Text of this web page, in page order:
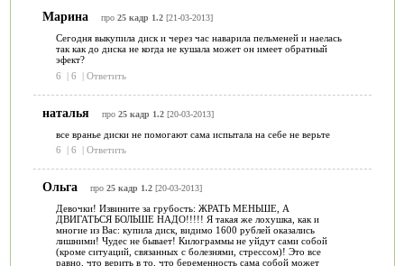
Марина про 25 кадр 1.2[21-03-2013]
Сегодня выкупила диск и через час наварила пельменей и наелась
так как до диска не когда не кушала может он имеет обратный
эфект?
6
| 6 | Ответить
наталья про 25 кадр 1.2[20-03-2013]
все вранье диски не помогают сама испытала на себе не верьте
6
| 6 | Ответить
Ольга про 25 кадр 1.2[20-03-2013]
Девочки! Извините за грубость: ЖРАТЬ МЕНЬШЕ, А
ДВИГАТЬСЯ БОЛЬШЕ НАДО!!!!! Я такая же лохушка, как и
многие из Вас: купила диск, видимо 1600 рублей оказались
лишними! Чудес не бывает! Килограммы не уйдут сами собой
(кроме ситуаций, связанных с болезнями, стрессом)! Это все
равно, что верить в то, что беременность сама собой может